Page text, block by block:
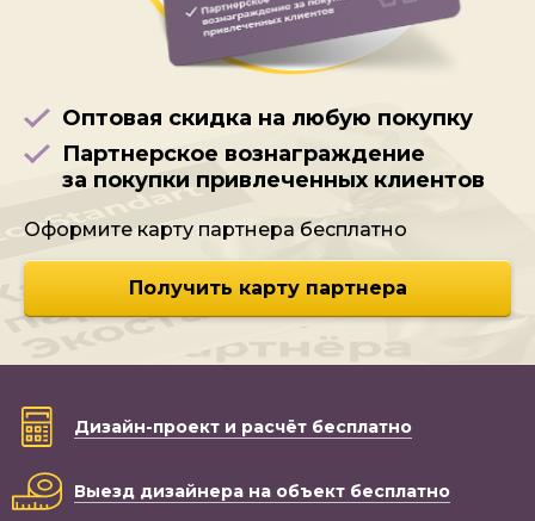
Оптовая скидка на любую покупку
Партнерское вознаграждение
за покупки привлеченных клиентов
Оформите карту партнера бесплатно
Получить карту партнера
Дизайн-проект и расчёт бесплатно
Выезд дизайнера на объект бесплатно